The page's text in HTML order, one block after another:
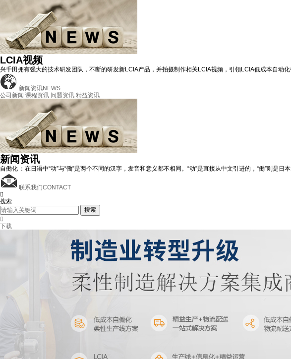
LCIA视频
兴千田拥有强大的技术研发团队，不断的研发新LCIA产品，并拍摄制作相关LCIA视频，引领LCIA低成本自动化
新闻资讯NEWS
公司新闻 课程资讯 问题资讯 精益资讯
新闻资讯
自働化 ：在日语中“动”与“働”是两个不同的汉字，发音和意义都不相同。“动”是直接从中文引进的，“働”则是日本
联系我们CONTACT

搜索
搜索

下载